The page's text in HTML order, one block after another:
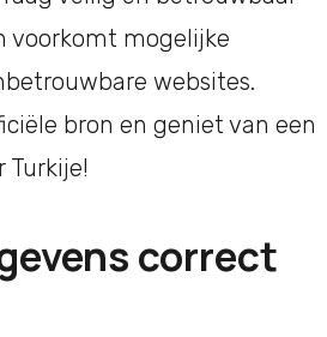
voorkomt mogelijke
websites.
bron en geniet van een
Turkije!
correct